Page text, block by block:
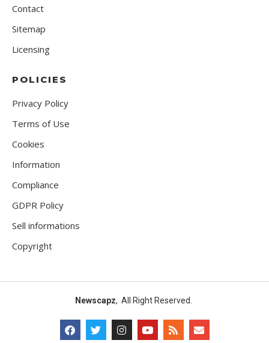
Contact
Sitemap
Licensing
POLICIES
Privacy Policy
Terms of Use
Cookies
Information
Compliance
GDPR Policy
Sell informations
Copyright
Newscapz, All Right Reserved.